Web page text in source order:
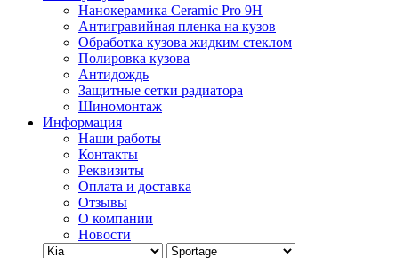
Нанокерамика Ceramic Pro 9H
Антигравийная пленка на кузов
Обработка кузова жидким стеклом
Полировка кузова
Антидождь
Защитные сетки радиатора
Шиномонтаж
Информация
Наши работы
Контакты
Реквизиты
Оплата и доставка
Отзывы
О компании
Новости